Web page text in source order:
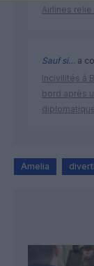
Airlines relie
Sauf si… a
Incivilités à
bord après
Amelia